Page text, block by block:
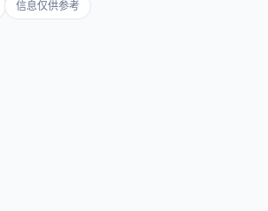
信息仅供参考